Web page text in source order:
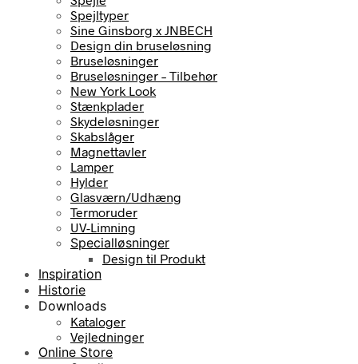
Spejltyper
Sine Ginsborg x JNBECH
Design din bruseløsning
Bruseløsninger
Bruseløsninger – Tilbehør
New York Look
Stænkplader
Skydeløsninger
Skabslåger
Magnettavler
Lamper
Hylder
Glasværn/Udhæng
Termoruder
UV-Limning
Specialløsninger
Design til Produkt
Inspiration
Historie
Downloads
Kataloger
Vejledninger
Online Store